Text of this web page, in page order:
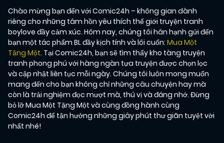
Chào mừng bạn đến với Comic24h – không gian dành
riêng cho những tâm hồn yêu thích thế giới truyện tranh
boylove đầy cảm xúc. Hôm nay, chúng tôi hân hạnh gửi đến
bạn một tác phẩm BL đầy kịch tính và lôi cuốn: Mua Một
Tặng Một. Tại Comic24h, bạn sẽ tìm thấy kho tàng truyện
tranh phong phú với hàng ngàn tựa truyện được chọn lọc
và cập nhật liên tục mỗi ngày. Chúng tôi luôn mong muốn
mang đến cho bạn không chỉ những câu chuyện hay mà
còn là trải nghiệm đọc mượt mà, thú vị và đáng nhớ. Đừng
bỏ lỡ Mua Một Tặng Một và cùng đồng hành cùng
Comic24h để tận hưởng những giây phút thư giãn tuyệt vời
nhất nhé!